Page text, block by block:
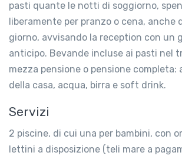
pasti quante le notti di soggiorno,
liberamente per pranzo o cena, anche
giorno, avvisando la reception con un
anticipo. Bevande incluse ai pasti nel
mezza pensione o pensione completa:
della casa, acqua, birra e soft drink.
Servizi
2 piscine, di cui una per bambini, con
lettini a disposizione (teli mare a